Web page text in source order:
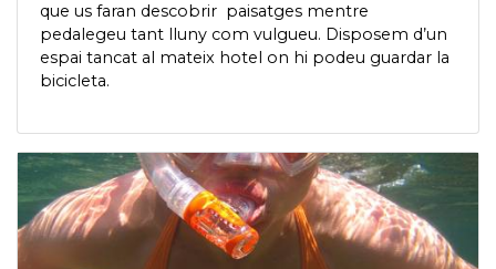
que us faran descobrir paisatges mentre
pedalegeu tant lluny com vulgueu. Disposem d’un
espai tancat al mateix hotel on hi podeu guardar la
bicicleta.